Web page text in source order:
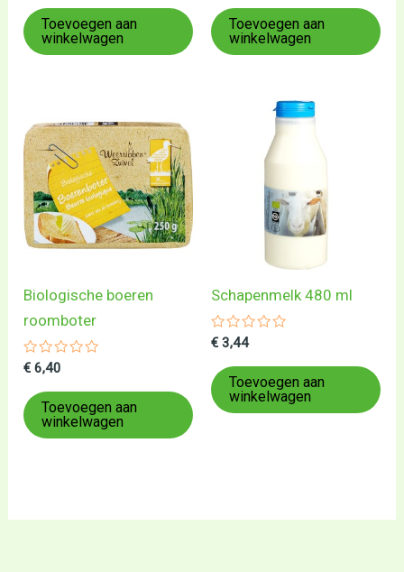
uit
5
Toevoegen aan
winkelwagen
uit
5
Toevoegen aan
winkelwagen
Biologische boeren
roomboter
Gewaardeerd
uit
5
€ 6,40
Toevoegen aan
winkelwagen
Schapenmelk 480 ml
Gewaardeerd
uit
5
€ 3,44
Toevoegen aan
winkelwagen